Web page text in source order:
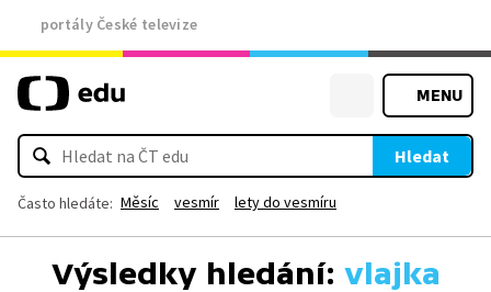
portály České televize
MENU
Hledat
Často hledáte: Měsíc vesmír lety do vesmíru
Výsledky hledání: vlajka